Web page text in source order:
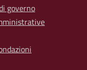
governo